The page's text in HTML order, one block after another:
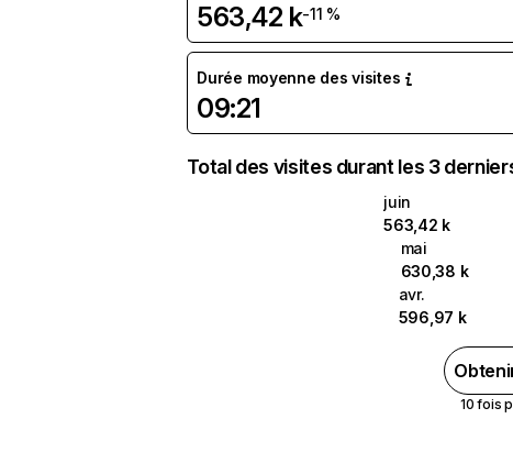
563,42 k-11 %
Durée moyenne des visites
09:21
Total des visites durant les 3
juin
563,42 k
mai
630,38 k
avr.
596,97 k
10 fois